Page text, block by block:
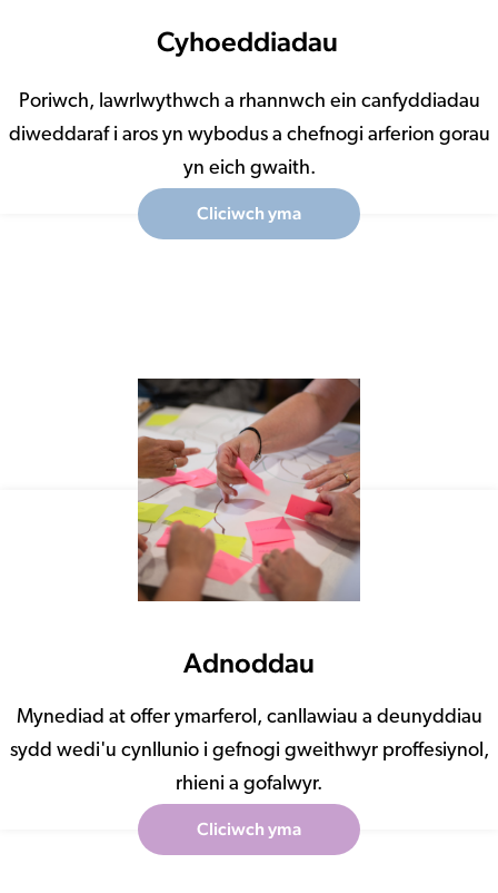
Cyhoeddiadau
Poriwch, lawrlwythwch a rhannwch ein canfyddiadau
diweddaraf i aros yn wybodus a chefnogi arferion gorau
yn eich gwaith.
Cliciwch yma
Adnoddau
Mynediad at offer ymarferol, canllawiau a deunyddiau
sydd wedi'u cynllunio i gefnogi gweithwyr proffesiynol,
rhieni a gofalwyr.
Cliciwch yma